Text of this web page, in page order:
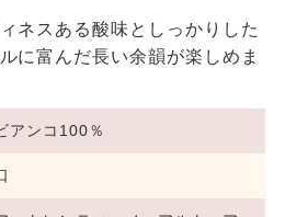
ネスある酸味としっかりした
に富んだ長い余韻が楽しめま
アンコ100％